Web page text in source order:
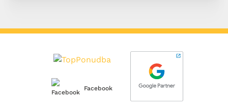
Facebook